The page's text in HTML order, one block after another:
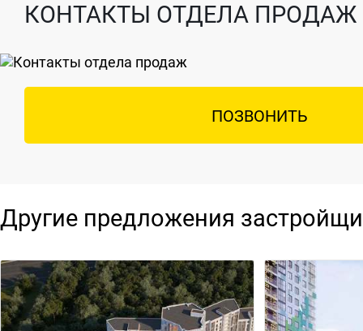
КОНТАКТЫ ОТДЕЛА ПРОДАЖ
ПОЗВОНИТЬ
Другие предложения